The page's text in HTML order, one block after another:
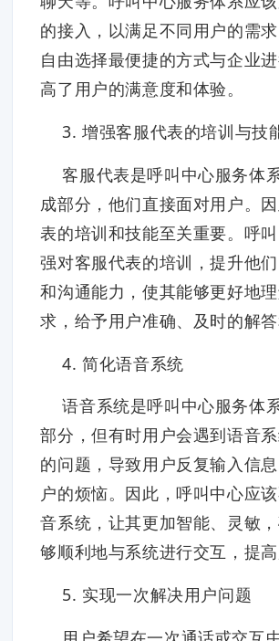
的接入，以满足不同用户的需
自由选择最便捷的方式与企业
高了用户的满意度和体验。
3. 增强客服代表的培训与技
客服代表是呼叫中心服务体
成部分，他们直接面对用户。
表的培训和技能至关重要。呼
强对客服代表的培训，提升他
和沟通能力，使其能够更好地
求，给予用户准确、及时的解答
4. 简化语音系统
语音系统是呼叫中心服务体
部分，但有时用户会遇到语音
的问题，导致用户反复输入信
户的烦恼。因此，呼叫中心应
音系统，让其更加智能、灵敏
够顺利地与系统进行交互，提
5. 实现一次解决用户问题